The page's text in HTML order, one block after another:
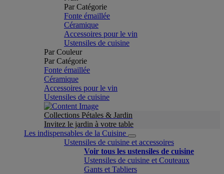
Par Catégorie
Fonte émaillée
Céramique
Accessoires pour le vin
Ustensiles de cuisine
Par Couleur
Par Catégorie
Fonte émaillée
Céramique
Accessoires pour le vin
Ustensiles de cuisine
Collections Pétales & Jardin
Invitez le jardin à votre table
Les indispensables de la Cuisine
Ustensiles de cuisine et accessoires
Voir tous les ustensiles de cuisine
Ustensiles de cuisine et Couteaux
Gants et Tabliers